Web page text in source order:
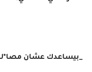
_بيساعدك عشان